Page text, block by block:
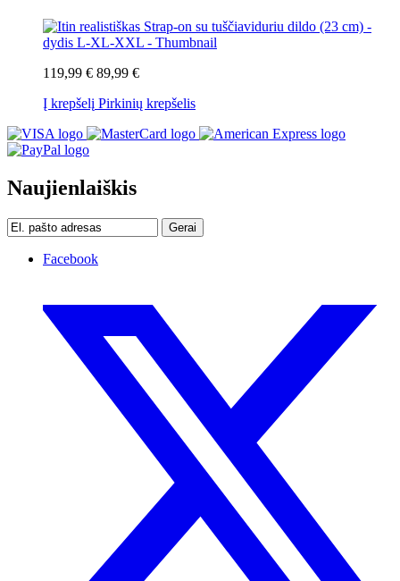
119,99 € 89,99 €
Į krepšelį Pirkinių krepšelis
Naujienlaiškis
Gerai
Facebook